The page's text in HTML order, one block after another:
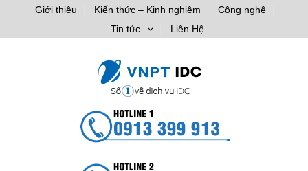
Giới thiệu Kiến thức – Kinh nghiệm
Công nghệ
Tin tức
Liên Hệ